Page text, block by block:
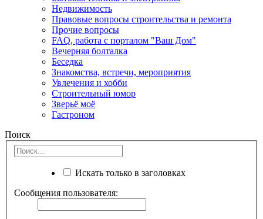
Недвижимость
Правовые вопросы строительства и ремонта
Прочие вопросы
FAQ, работа с порталом "Ваш Дом"
Вечерняя болталка
Беседка
Знакомства, встречи, мероприятия
Увлечения и хобби
Строительный юмор
Зверьё моё
Гастроном
Поиск
Искать только в заголовках
Сообщения пользователя: